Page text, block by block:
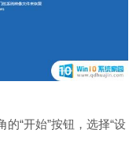
“开始”按钮，选择“设